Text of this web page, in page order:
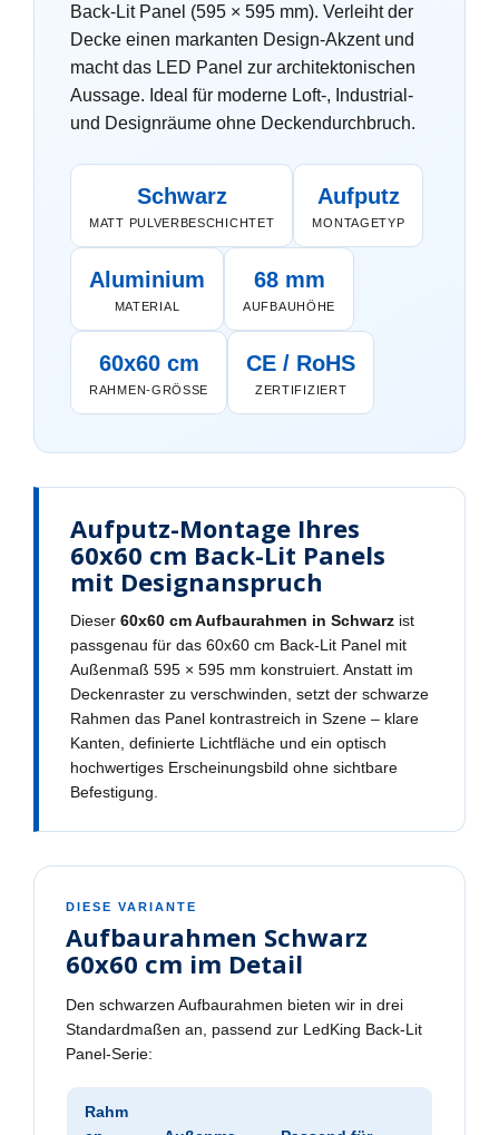
Back-Lit Panel (595 × 595 mm). Verleiht der
Decke einen markanten Design-Akzent und
macht das LED Panel zur architektonischen
Aussage. Ideal für moderne Loft-, Industrial-
und Designräume ohne Deckendurchbruch.
Schwarz
MATT PULVERBESCHICHTET
Aufputz
MONTAGETYP
Aluminium
MATERIAL
68 mm
AUFBAUHÖHE
60x60 cm
RAHMEN-GRÖSSE
CE / RoHS
ZERTIFIZIERT
Aufputz-Montage Ihres
60x60 cm Back-Lit Panels
mit Designanspruch
Dieser 60x60 cm Aufbaurahmen in Schwarz ist
passgenau für das 60x60 cm Back-Lit Panel mit
Außenmaß 595 × 595 mm konstruiert. Anstatt im
Deckenraster zu verschwinden, setzt der schwarze
Rahmen das Panel kontrastreich in Szene – klare
Kanten, definierte Lichtfläche und ein optisch
hochwertiges Erscheinungsbild ohne sichtbare
Befestigung.
DIESE VARIANTE
Aufbaurahmen Schwarz
60x60 cm im Detail
Den schwarzen Aufbaurahmen bieten wir in drei
Standardmaßen an, passend zur LedKing Back-Lit
Panel-Serie:
Rahm